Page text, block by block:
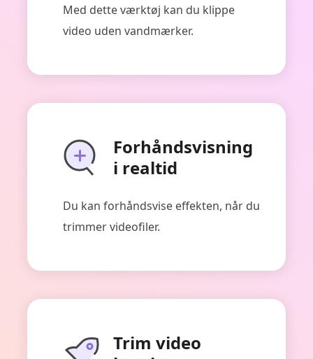
Med dette værktøj kan du klippe
video uden vandmærker.
Forhåndsvisning
i realtid
Du kan forhåndsvise effekten, når du
trimmer videofiler.
Trim video